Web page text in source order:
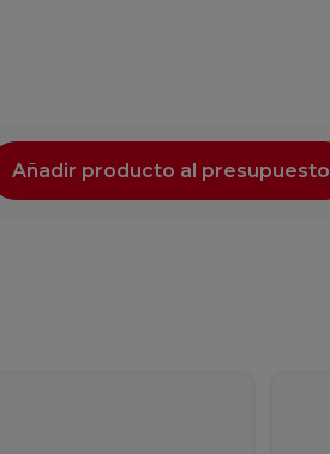
Añadir producto al presupuesto